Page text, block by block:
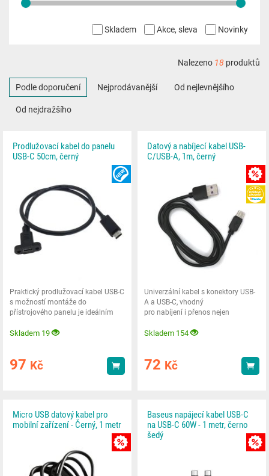
Skladem Akce, sleva Novinky
Nalezeno 18 produktů
Podle doporučení Nejprodávanější
Od nejlevnějšího
Od nejdražšího
Prodlužovací kabel do panelu
USB-C 50cm, černý
Praktický prodlužovací kabel USB-C
s možností montáže do
přístrojového panelu je ideálním
Skladem 19
97 Kč Koupit
Datový a nabíjecí kabel USB-
C/USB-A, 1m, černý
Univerzální kabel s konektory USB-
A a USB-C, vhodný
pro nabíjení i přenos nejen
Skladem 154
72 Kč
Micro USB datový kabel pro
mobilní zařízení - Černý, 1 metr
Baseus napájecí kabel USB-C
na USB-C 60W - 1 metr, černo
šedý